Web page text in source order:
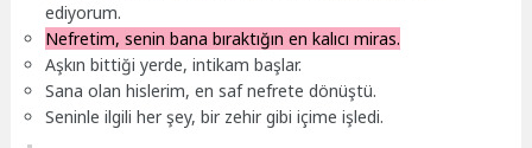
ediyorum.
Nefretim, senin bana bıraktığın en kalıcı miras.
Aşkın bittiği yerde, intikam başlar.
Sana olan hislerim, en saf nefrete dönüştü.
Seninle ilgili her şey, bir zehir gibi içime işledi.